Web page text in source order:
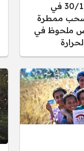
30/12/2025 في
ممطرة
ملحوظ في